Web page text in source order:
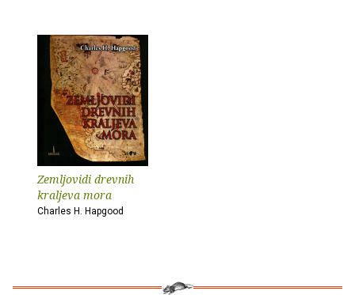
Zemljovidi drevnih
kraljeva mora
Charles H. Hapgood